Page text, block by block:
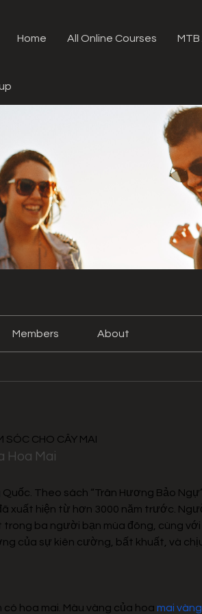
Home All Online Courses
Members About
SÓC CHO CÂY MAI
Hoa Mai
Theo sách “Trân Hương Bảo
xuất hiện từ hơn 3000 năm trước.
trong ba người bạn mùa đông, cùng
của sự kiên cường, bất khuất, và
có hoa mai. Màu vàng của hoa mai